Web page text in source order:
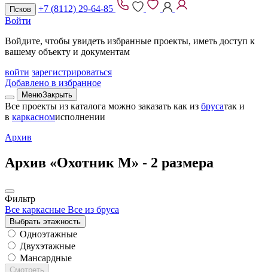
Псков
+7 (8112) 29-64-85
Войти
Войдите, чтобы увидеть избранные проекты, иметь доступ к
вашему объекту и документам
войти зарегистрироваться
Добавлено в избранное
МенюЗакрыть
Все проекты из каталога можно заказать как из брусатак и
в каркасномисполнении
Архив
Архив «Охотник М» - 2 размера
Фильтр
Все каркасные Все из бруса
Выбрать этажность
Одноэтажные
Двухэтажные
Мансардные
Смотреть